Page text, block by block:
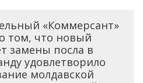
«Коммерсант»
том, что новый
замены посла в
удовлетворило
молдавской